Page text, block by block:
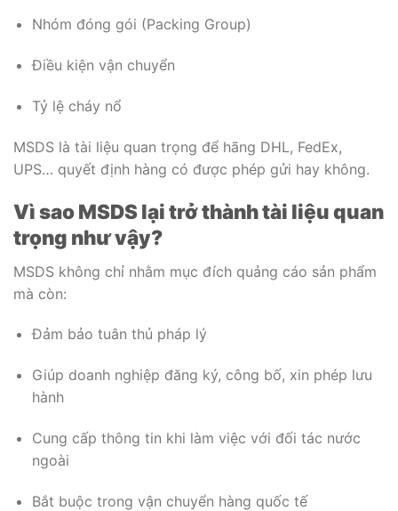
Nhóm đóng gói (Packing Group)
Điều kiện vận chuyển
Tỷ lệ cháy nổ
MSDS là tài liệu quan trọng để hãng DHL, FedEx,
UPS… quyết định hàng có được phép gửi hay không.
Vì sao MSDS lại trở thành tài liệu quan
trọng như vậy?
MSDS không chỉ nhằm mục đích quảng cáo sản phẩm
mà còn:
Đảm bảo tuân thủ pháp lý
Giúp doanh nghiệp đăng ký, công bố, xin phép lưu
hành
Cung cấp thông tin khi làm việc với đối tác nước
ngoài
Bắt buộc trong vận chuyển hàng quốc tế